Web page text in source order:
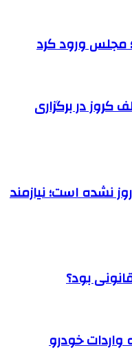
مجلس ورود کرد
کروز در برگزاری
نشده است؛ نیازمند
بود؟
واردات خودرو